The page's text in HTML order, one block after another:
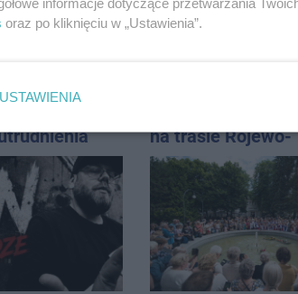
do
na trasie Rojewo-
Inowrocław
oraz po kliknięciu w „Ustawienia”.
USTAWIENIA